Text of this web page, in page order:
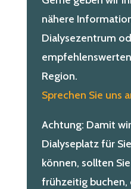
nähere
Dialysezentrum
Region.
Sprechen Sie uns
Achtung: Damit
Dialyseplatz für
können, sollten
frühzeitig buchen,